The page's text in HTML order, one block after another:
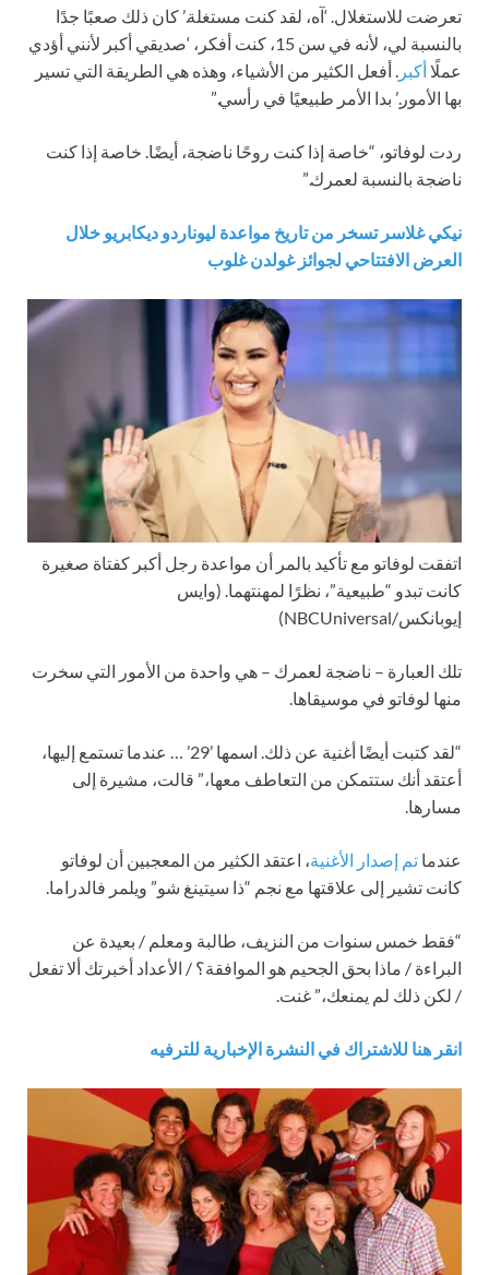
تعرضت للاستغلال. ‘آه، لقد كنت مستغلة.’ كان ذلك صعبًا جدًا
بالنسبة لي، لأنه في سن 15، كنت أفكر، ‘صديقي أكبر لأنني أؤدي
عملًاأكبر . أفعل الكثير من الأشياء، وهذه هي الطريقة التي تسير
بها الأمور.’ بدا الأمر طبيعيًا في رأسي.”
ردت لوفاتو، “خاصة إذا كنت روحًا ناضجة، أيضًا. خاصة إذا كنت
ناضجة بالنسبة لعمرك.”
نيكي غلاسر تسخر من تاريخ مواعدة ليوناردو ديكابريو خلال
العرض الافتتاحي لجوائز غولدن غلوب
اتفقت لوفاتو مع تأكيد بالمر أن مواعدة رجل أكبر كفتاة صغيرة
كانت تبدو “طبيعية”، نظرًا لمهنتهما. (وايس
إيوبانكس/NBCUniversal)
تلك العبارة – ناضجة لعمرك – هي واحدة من الأمور التي سخرت
منها لوفاتو في موسيقاها.
“لقد كتبت أيضًا أغنية عن ذلك. اسمها ’29’ … عندما تستمع إليها،
أعتقد أنك ستتمكن من التعاطف معها،” قالت، مشيرة إلى
مسارها.
عندما تم إصدار الأغنية، اعتقد الكثير من المعجبين أن لوفاتو
كانت تشير إلى علاقتها مع نجم “ذا سيتينغ شو” ويلمر فالدراما.
“فقط خمس سنوات من النزيف، طالبة ومعلم / بعيدة عن
البراءة / ماذا بحق الجحيم هو الموافقة؟ / الأعداد أخبرتك ألا تفعل
/ لكن ذلك لم يمنعك،” غنت.
انقر هنا للاشتراك في النشرة الإخبارية للترفيه